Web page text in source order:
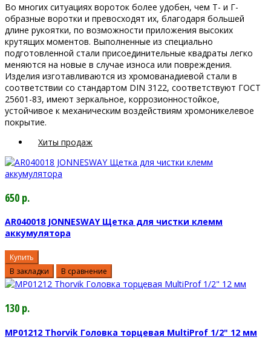
Во многих ситуациях вороток более удобен, чем Т- и Г-
образные воротки и превосходят их, благодаря большей
длине рукоятки, по возможности приложения высоких
крутящих моментов. Выполненные из специально
подготовленной стали присоединительные квадраты легко
меняются на новые в случае износа или повреждения.
Изделия изготавливаются из хромованадиевой стали в
соответствии со стандартом DIN 3122, соответствуют ГОСТ
25601-83, имеют зеркальное, коррозионностойкое,
устойчивое к механическим воздействиям хромоникелевое
покрытие.
Хиты продаж
650 р.
AR040018 JONNESWAY Щетка для чистки клемм
аккумулятора
Купить
В закладки
В сравнение
130 р.
MP01212 Thorvik Головка торцевая MultiProf 1/2" 12 мм